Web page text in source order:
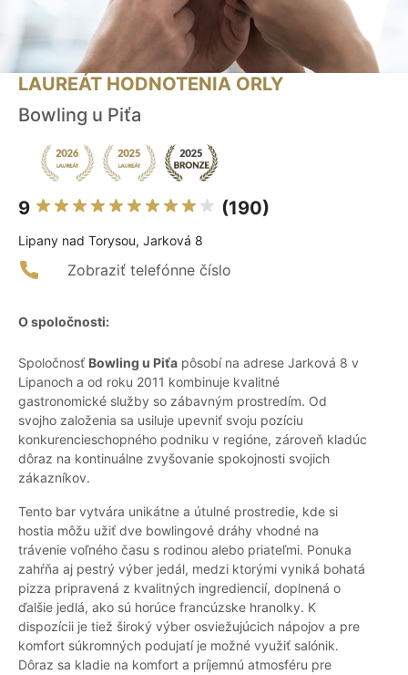
LAUREÁT HODNOTENIA ORLY
Bowling u Piťa
9 (190)
Lipany nad Torysou, Jarková 8
Zobraziť telefónne číslo
O spoločnosti:
Spoločnosť Bowling u Piťa pôsobí na adrese Jarková 8 v
Lipanoch a od roku 2011 kombinuje kvalitné
gastronomické služby so zábavným prostredím. Od
svojho založenia sa usiluje upevniť svoju pozíciu
konkurencieschopného podniku v regióne, zároveň kladúc
dôraz na kontinuálne zvyšovanie spokojnosti svojich
zákazníkov.
Tento bar vytvára unikátne a útulné prostredie, kde si
hostia môžu užiť dve bowlingové dráhy vhodné na
trávenie voľného času s rodinou alebo priateľmi. Ponuka
zahŕňa aj pestrý výber jedál, medzi ktorými vyniká bohatá
pizza pripravená z kvalitných ingrediencií, doplnená o
ďalšie jedlá, ako sú horúce francúzske hranolky. K
dispozícii je tiež široký výber osviežujúcich nápojov a pre
komfort súkromných podujatí je možné využiť salónik.
Dôraz sa kladie na komfort a príjemnú atmosféru pre